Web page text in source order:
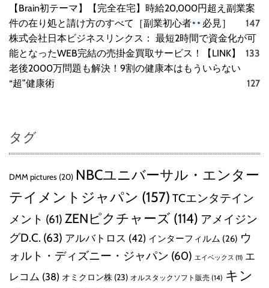
【Brain初テーマ】【完全在宅】時給20,000円超え副業案
件の在り処と請け方のすべて［副業初心者
必見］
147
株式会社日本ビジネスリンクス： 最短2時間で資金化が可
能となったWEB完結の売掛金買取サービス！【LINK】
133
老後2000万問題も解決！9割の健康本はもういらない
“超”健康術
127
タグ
DMM pictures (20) NBCユニバーサル・エンター
テイメントジャパン (157) TCエンタテイン
メント (61) ZENピクチャーズ (114) アメイジン
グD.C. (63) アルバトロス (42) インターフィルム (26) ウ
ォルト・ディズニー・ジャパン (60) エイベックス (11) エ
レコム (38) オミクロン株 (23) オルスタックソフト販売 (14) キン